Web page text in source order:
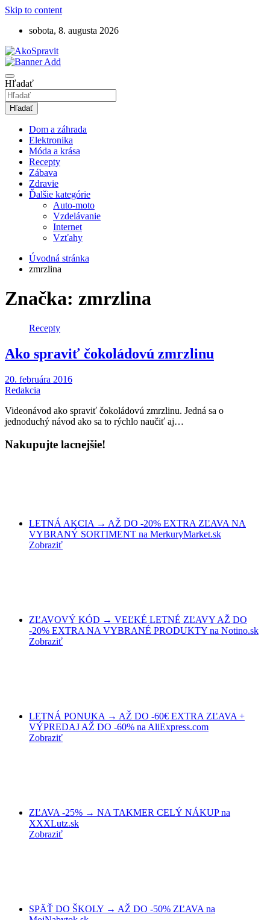
Skip to content
sobota, 8. augusta 2026
AkoSpravit.sk
Hľadať
Hľadať
Dom a záhrada
Elektronika
Móda a krása
Recepty
Zábava
Zdravie
Ďalšie kategórie
Auto-moto
Vzdelávanie
Internet
Vzťahy
Úvodná stránka
zmrzlina
Značka: zmrzlina
Recepty
Ako spraviť čokoládovú zmrzlinu
20. februára 2016
Redakcia
Videonávod ako spraviť čokoládovú zmrzlinu. Jedná sa o
jednoduchý návod ako sa to rýchlo naučiť aj…
Nakupujte lacnejšie!
LETNÁ AKCIA → AŽ DO -20% EXTRA ZĽAVA NA
VYBRANÝ SORTIMENT na MerkuryMarket.sk
Zobraziť
ZĽAVOVÝ KÓD → VEĽKÉ LETNÉ ZĽAVY AŽ DO
-20% EXTRA NA VYBRANÉ PRODUKTY na Notino.sk
Zobraziť
LETNÁ PONUKA → AŽ DO -60€ EXTRA ZĽAVA +
VÝPREDAJ AŽ DO -60% na AliExpress.com
Zobraziť
ZĽAVA -25% → NA TAKMER CELÝ NÁKUP na
XXXLutz.sk
Zobraziť
SPÄŤ DO ŠKOLY → AŽ DO -50% ZĽAVA na